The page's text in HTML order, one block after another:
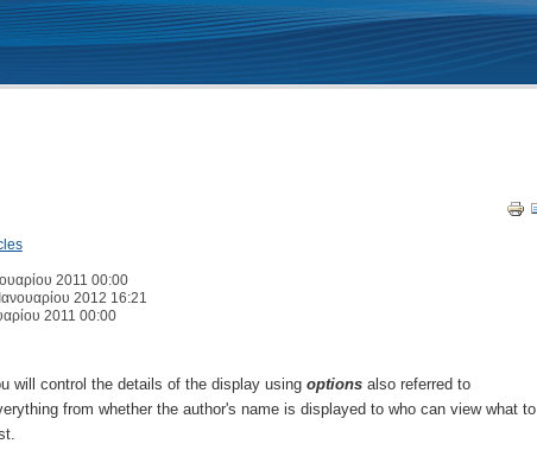
2011 00:00
2012 16:21
2011 00:00
will control the details of the display using optionsalso referred to
from whether the author's name is displayed to who can view what to